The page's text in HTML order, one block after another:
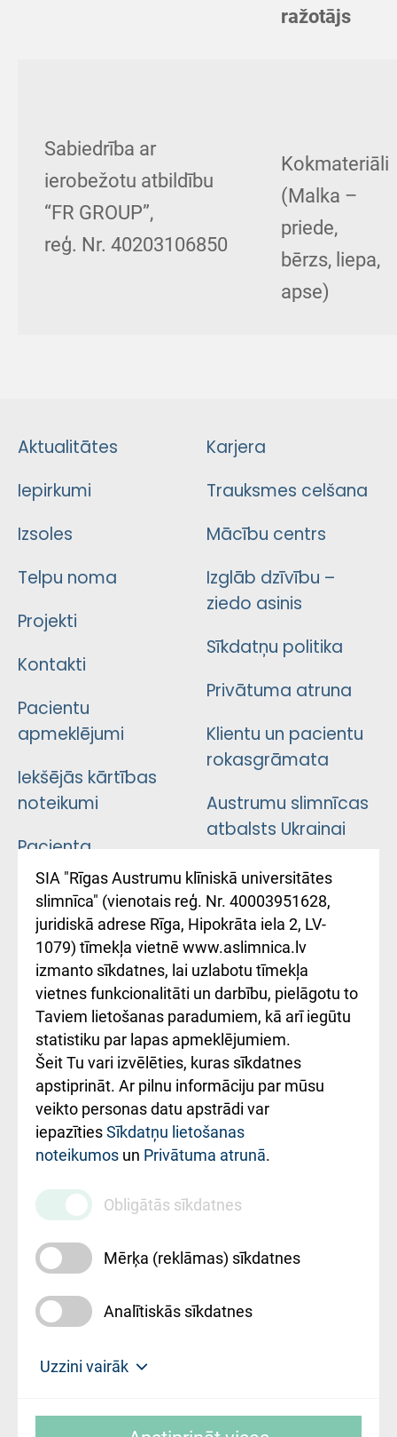
ražotājs
Sabiedrība ar
ierobežotu atbildību
“FR GROUP”,
reģ. Nr. 40203106850
Kokmateriāli
(Malka –
priede,
bērzs, liepa,
apse)
Aktualitātes
Iepirkumi
Izsoles
Telpu noma
Projekti
Kontakti
Pacientu
apmeklējumi
Iekšējās kārtības
noteikumi
Pacienta
atsauksmju/sūdzību
iesniegšanas
kārtība
Kā pie mums nokļūt
Rēķinu apmaksas
ceļvedis
Rekvizīti un
ārstniecības
iestādes kods
010000234
Maksas
pakalpojumu
cenrādis
Karjera
Trauksmes celšana
Mācību centrs
Izglāb dzīvību –
ziedo asinis
Sīkdatņu politika
Privātuma atruna
Klientu un pacientu
rokasgrāmata
Austrumu slimnīcas
atbalsts Ukrainai
Підтримка Східної
лікарні та співпраця з
Україною
SIA "Rīgas Austrumu klīniskā universitātes
slimnīca" (vienotais reģ. Nr. 40003951628,
juridiskā adrese Rīga, Hipokrāta iela 2, LV-
1079) tīmekļa vietnē www.aslimnica.lv
izmanto sīkdatnes, lai uzlabotu tīmekļa
vietnes funkcionalitāti un darbību, pielāgotu to
Taviem lietošanas paradumiem, kā arī iegūtu
statistiku par lapas apmeklējumiem.
Šeit Tu vari izvēlēties, kuras sīkdatnes
apstiprināt. Ar pilnu informāciju par mūsu
veikto personas datu apstrādi var
iepazītiesSīkdatņu lietošanas
noteikumos un Privātuma atrunā.
Obligātās sīkdatnes
Mērķa (reklāmas) sīkdatnes
Analītiskās sīkdatnes
Uzzini vairāk
slimnīca, turpmāk – Pārzinis, sīkdatņu